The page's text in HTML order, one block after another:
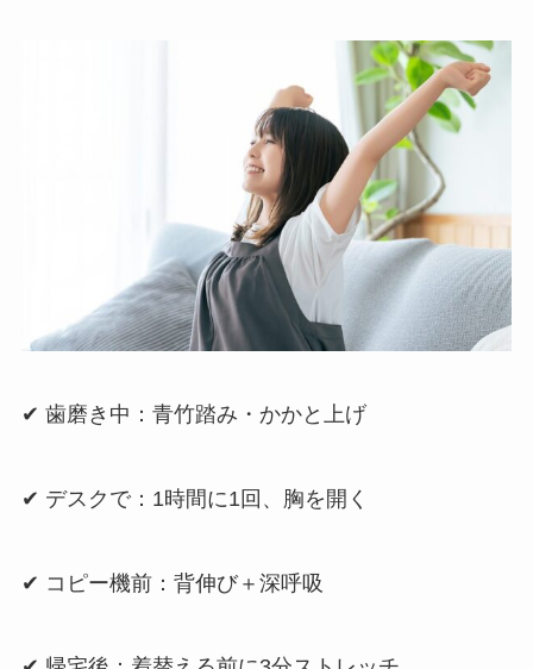
✔ 歯磨き中：青竹踏み・かかと上げ
✔ デスクで：1時間に1回、胸を開く
✔ コピー機前：背伸び＋深呼吸